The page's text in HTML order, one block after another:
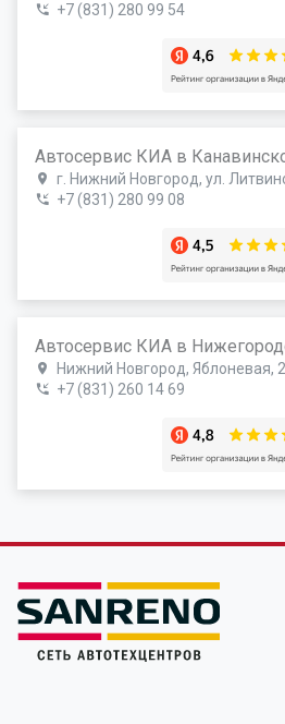
+7 (831) 280 99 54
Автосервис КИА в
г. Нижний Новгород, ул.
+7 (831) 280 99 08
Автосервис КИА в
Нижний Новгород, Яблоневая,
+7 (831) 260 14 69